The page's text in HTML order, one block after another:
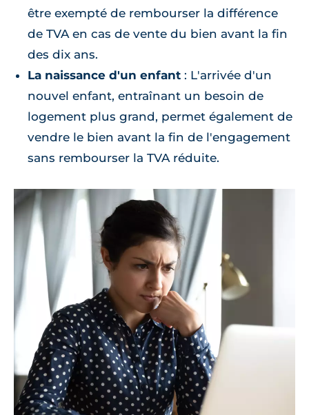
être exempté de rembourser la différence
de TVA en cas de vente du bien avant la fin
des dix ans.
La naissance d'un enfant : L'arrivée d'un
nouvel enfant, entraînant un besoin de
logement plus grand, permet également de
vendre le bien avant la fin de l'engagement
sans rembourser la TVA réduite.